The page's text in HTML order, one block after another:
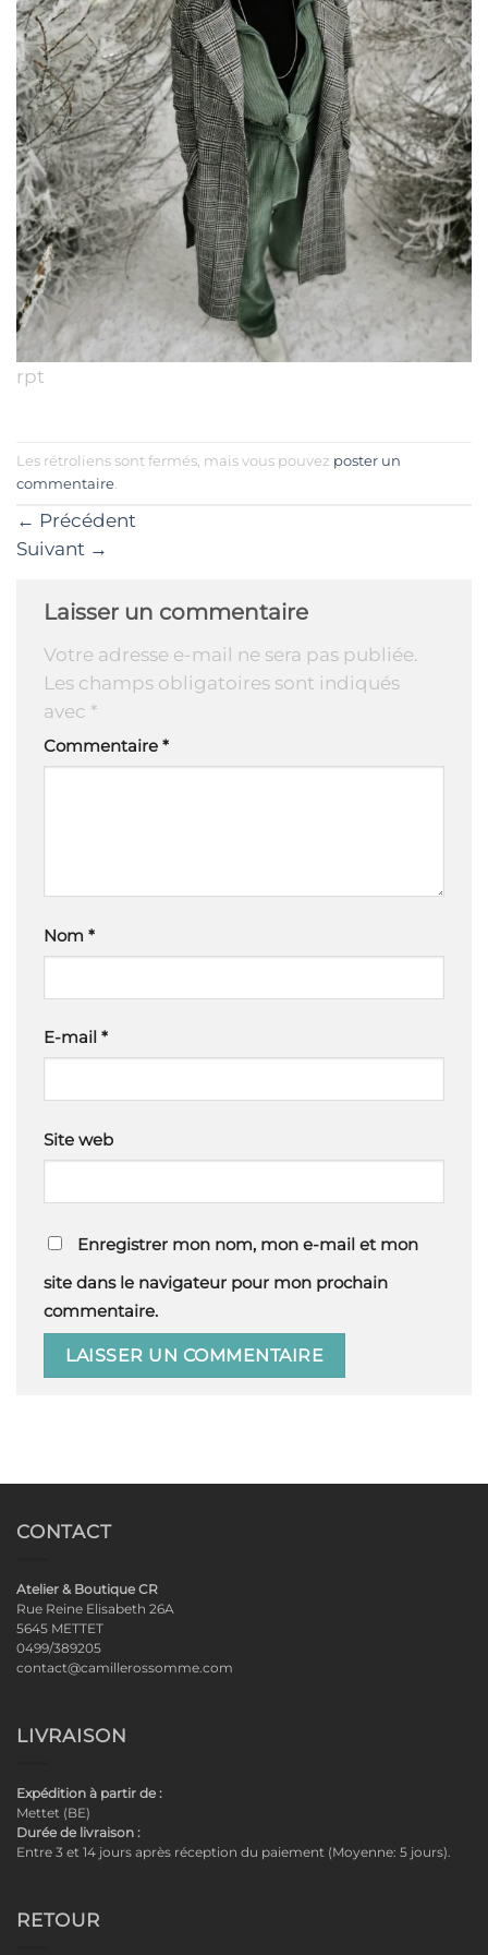
rpt
Les rétroliens sont fermés, mais vous pouvez poster un
commentaire
← Précédent
Suivant →
Laisser un commentaire
Votre adresse e-mail ne sera pas publiée.
Les champs obligatoires sont indiqués
avec *
Commentaire *
Nom *
E-mail *
Site web
Enregistrer mon nom, mon e-mail et mon
site dans le navigateur pour mon prochain
commentaire.
CONTACT
Atelier & Boutique CR
Rue Reine Elisabeth 26A
5645 METTET
0499/389205
contact@camillerossomme.com
LIVRAISON
Expédition à partir de :
Mettet (BE)
Durée de livraison :
Entre 3 et 14 jours après réception du paiement (Moyenne: 5 jours).
RETOUR